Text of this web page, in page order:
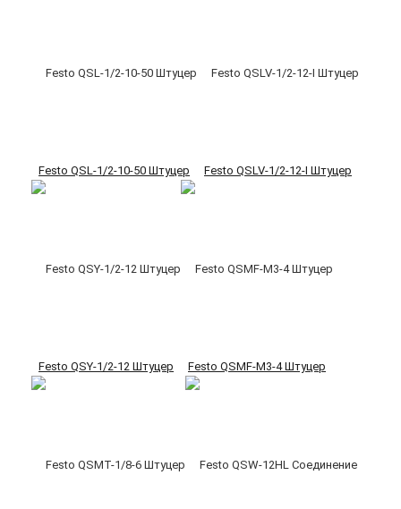
Festo QSL-1/2-10-50 Штуцер Festo QSLV-1/2-12-I Штуцер
Festo QSY-1/2-12 Штуцер Festo QSMF-M3-4 Штуцер